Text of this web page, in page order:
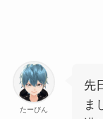
たーびん
先
ま